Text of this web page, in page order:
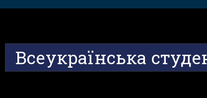
Всеукраїнська